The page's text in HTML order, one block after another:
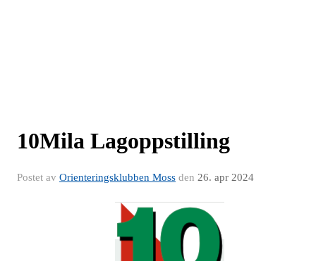
10Mila Lagoppstilling
Postet av Orienteringsklubben Moss den 26. apr 2024